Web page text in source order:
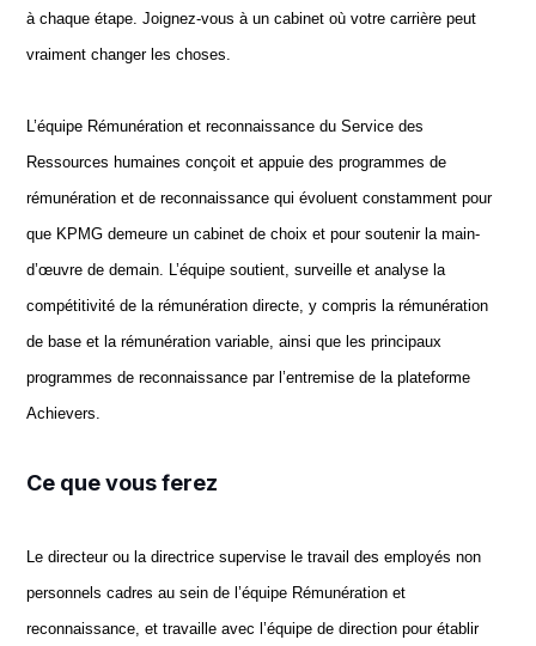
à chaque étape. Joignez-vous à un cabinet où votre carrière peut
vraiment changer les choses.
L’équipe Rémunération et reconnaissance du Service des
Ressources humaines conçoit et appuie des programmes de
rémunération et de reconnaissance qui évoluent constamment pour
que KPMG demeure un cabinet de choix et pour soutenir la main-
d’œuvre de demain. L’équipe soutient, surveille et analyse la
compétitivité de la rémunération directe, y compris la rémunération
de base et la rémunération variable, ainsi que les principaux
programmes de reconnaissance par l’entremise de la plateforme
Achievers.
Ce que vous ferez
Le directeur ou la directrice supervise le travail des employés non
personnels cadres au sein de l’équipe Rémunération et
reconnaissance, et travaille avec l’équipe de direction pour établir